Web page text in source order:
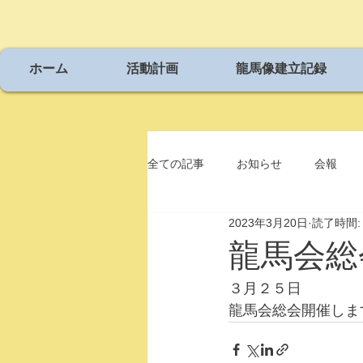
ホーム 活動計画 龍馬像建立記録
全ての記事 お知らせ 会報
龍馬会
2023年3月20日 読了時間
３月２５日
龍馬会総会開催しま